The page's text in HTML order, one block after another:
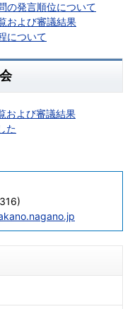
発言順位について
および審議結果
について
および審議結果
た